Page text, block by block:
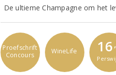
De ultieme Champagne om het
Proefschrift
Concours
WineLife 16